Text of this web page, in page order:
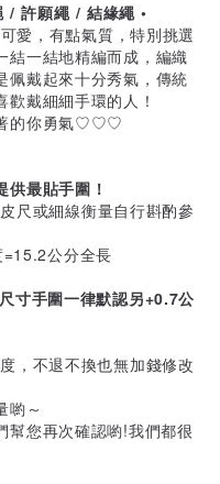
/ 許願繩 / 結緣繩 •
愛，有點氣質，特別挑選
結一結地精編而成，編織
佩戴起來十分秀氣，傳統
戴細細手環的人！
著的你勇氣♡♡♡
供最貼手圍！
尺或細線衡量自行斟酌參
公分全長
寸手圍一律默認另+0.7公
，不退不換也無加錢修改
喲～
幫您再次確認喲!我們都很